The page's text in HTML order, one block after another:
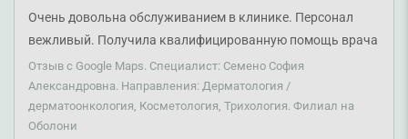
догляд, який дав помітний ефект уже з перших днів.
Професіоналізм, уважність і людяність – це саме те,
що ми цінуємо у наших спеціалістах, і чудово, що ви
це відчули. Бажаємо вам міцного здоров'я!
Очень довольна обслуживанием в клинике. Персонал
вежливый. Получила квалифицированную помощь врача
Семено С.А. Спасибо.
Отзыв с Google Maps. Специалист: Семено София
Александровна. Направления: Дерматология /
дерматоонкология, Косметология, Трихология. Филиал на
Оболони